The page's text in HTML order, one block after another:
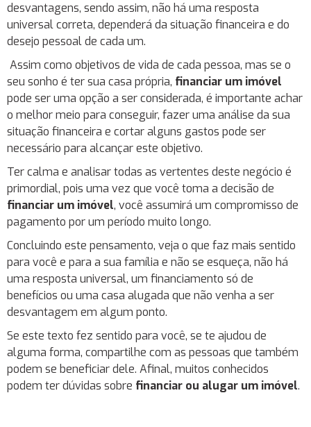
desvantagens, sendo assim, não há uma resposta
universal correta, dependerá da situação financeira e do
desejo pessoal de cada um.
Assim como objetivos de vida de cada pessoa, mas se o
seu sonho é ter sua casa própria, financiar um imóvel
pode ser uma opção a ser considerada, é importante achar
o melhor meio para conseguir, fazer uma análise da sua
situação financeira e cortar alguns gastos pode ser
necessário para alcançar este objetivo.
Ter calma e analisar todas as vertentes deste negócio é
primordial, pois uma vez que você toma a decisão de
financiar um imóvel, você assumirá um compromisso de
pagamento por um período muito longo.
Concluindo este pensamento, veja o que faz mais sentido
para você e para a sua família e não se esqueça, não há
uma resposta universal, um financiamento só de
benefícios ou uma casa alugada que não venha a ser
desvantagem em algum ponto.
Se este texto fez sentido para você, se te ajudou de
alguma forma, compartilhe com as pessoas que também
podem se beneficiar dele. Afinal, muitos conhecidos
podem ter dúvidas sobre financiar ou alugar um imóvel.